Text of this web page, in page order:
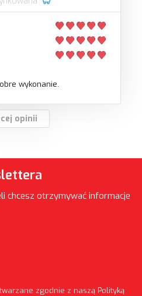
wykonanie.
opinii
chcesz otrzymywać informacje
zgodnie z naszą Polityką